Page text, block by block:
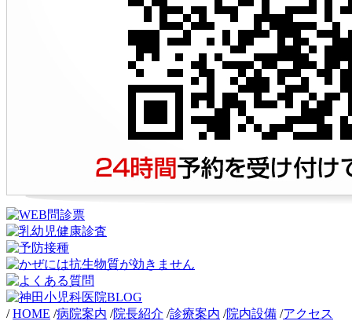
/HOME /病院案内 /院長紹介 /診療案内 /院内設備 /アクセス